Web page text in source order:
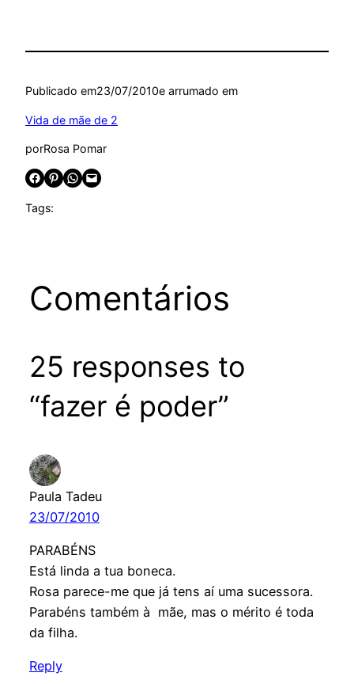
Publicado em23/07/2010e arrumado em
Vida de mãe de 2
porRosa Pomar
Share on Facebook Share on Pinterest Share on WhatsApp Email this Page
Tags:
Comentários
25 responses to
“fazer é poder”
Paula Tadeu
23/07/2010
PARABÉNS
Está linda a tua boneca.
Rosa parece-me que já tens aí uma sucessora.
Parabéns também à mãe, mas o mérito é toda
da filha.
Reply